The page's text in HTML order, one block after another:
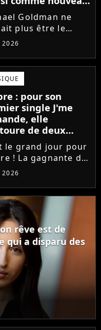
?
Goldman ne
plus être le
de la Star
lors de la
2026. Et pour lui
c'est un
gagnant de
de TF1 qui
aujourd'hui...
: pour son
single J'me
elle
de deux
de Slimane
le grand jour pour
! La gagnante de
Academy fait ses
pas dans
en publiant
demande, un
single que la
a
avec...
rêve est de
qui a disparu des